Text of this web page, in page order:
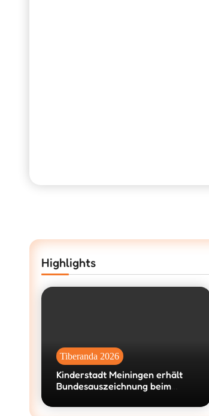
Highlights
Tiberanda 2026
Kinderstadt Meiningen erhält
Bundesauszeichnung beim